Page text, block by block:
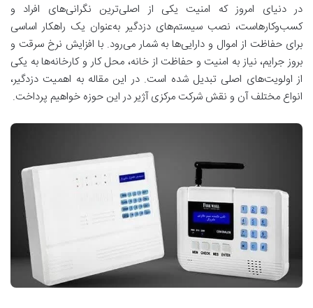
در دنیای امروز که امنیت یکی از اصلی‌ترین نگرانی‌های افراد و
کسب‌وکارهاست، نصب سیستم‌های دزدگیر به‌عنوان یک راهکار اساسی
برای حفاظت از اموال و دارایی‌ها به شمار می‌رود. با افزایش نرخ سرقت و
بروز جرایم، نیاز به امنیت و حفاظت از خانه، محل کار و کارخانه‌ها به یکی
از اولویت‌های اصلی تبدیل شده است. در این مقاله به اهمیت دزدگیر،
انواع مختلف آن و نقش شرکت مرکزی آژیر در این حوزه خواهیم پرداخت.